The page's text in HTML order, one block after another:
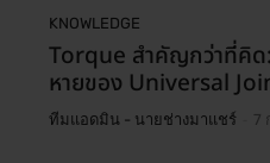
KNOWLEDGE
Torque สำคัญกว่าที่คิด:
หายของ Universal
ทีมแอดมิน - นายช่างมาแชร์ 7